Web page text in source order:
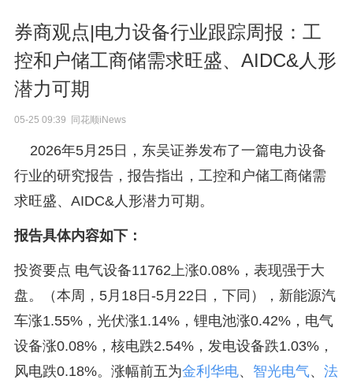
券商观点|电力设备行业跟踪周报：工
控和户储工商储需求旺盛、AIDC&人形
潜力可期
05-25 09:39 同花顺iNews
2026年5月25日，东吴证券发布了一篇电力设备
行业的研究报告，报告指出，工控和户储工商储需
求旺盛、AIDC&人形潜力可期。
报告具体内容如下：
投资要点 电气设备11762上涨0.08%，表现强于大
盘。（本周，5月18日-5月22日，下同），新能源汽
车涨1.55%，光伏涨1.14%，锂电池涨0.42%，电气
设备涨0.08%，核电跌2.54%，发电设备跌1.03%，
风电跌0.18%。涨幅前五为金利华电、 智光电气、 法